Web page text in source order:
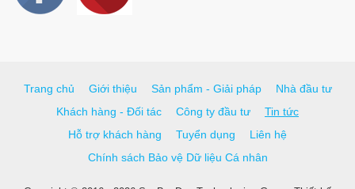
Trang chủ Giới thiệu Sản phẩm - Giải pháp
Nhà đầu tư
Khách hàng - Đối tác
Công ty đầu tư
Tin tức
Hỗ trợ khách hàng
Tuyển dụng
Liên hệ
Chính sách Bảo vệ Dữ liệu Cá nhân